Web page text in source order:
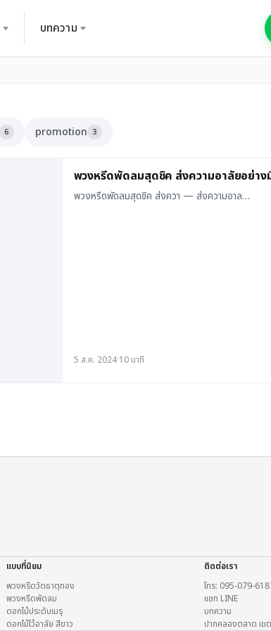
บทความ
6 promotion 3
พวงหรีดพัดลมสุดชิค ส่งความอาลัยอย่าง
พวงหรีดพัดลมสุดชิค ส่งควา — ส่งความอาล…
5 ส.ค. 2024·10 นาที
แบบที่นิยม
พวงหรีดวัดธาตุทอง
พวงหรีดพัดลม
ดอกไม้ประดับเมรุ
ดอกไม้ไว้อาลัย สีขาว
ติดต่อเรา
โทร: 095-079-
แชท LINE
บทความ
ปากคลองตลาด เข